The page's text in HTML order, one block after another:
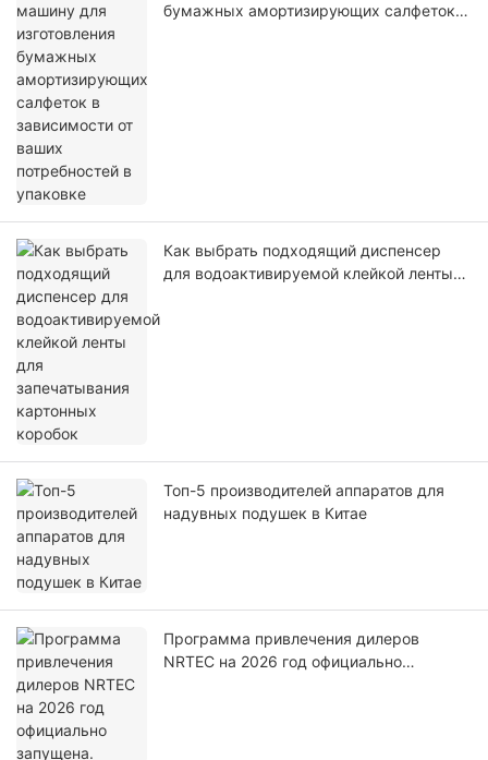
бумажных амортизирующих салфеток в
Как выбрать подходящий диспенсер
для водоактивируемой клейкой ленты
Топ-5 производителей аппаратов для
надувных подушек в Китае
Программа привлечения дилеров
NRTEC на 2026 год официально